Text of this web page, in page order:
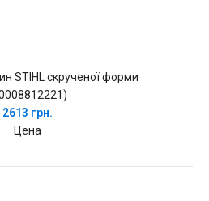
STIHL скрученої форми
2613 грн.
Цена